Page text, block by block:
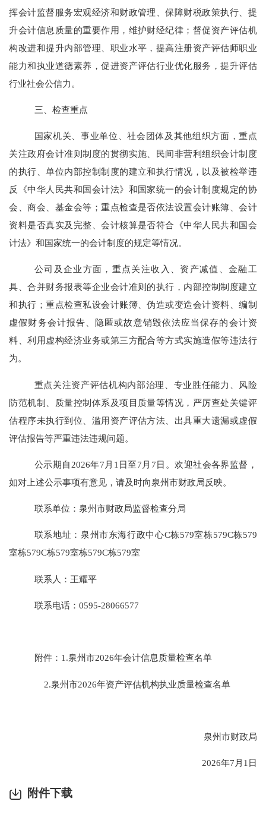
挥会计监督服务宏观经济和财政管理、保障财税政策执行、提
升会计信息质量的重要作用，维护财经纪律；督促资产评估机
构改进和提升内部管理、职业水平，提高注册资产评估师职业
能力和执业道德素养，促进资产评估行业优化服务，提升评估
行业社会公信力。
三、检查重点
国家机关、事业单位、社会团体及其他组织方面，重点
关注政府会计准则制度的贯彻实施、民间非营利组织会计制度
的执行、单位内部控制制度的建立和执行情况，以及被检举违
反《中华人民共和国会计法》和国家统一的会计制度规定的协
会、商会、基金会等；重点检查是否依法设置会计账簿、会计
资料是否真实及完整、会计核算是否符合《中华人民共和国会
计法》和国家统一的会计制度的规定等情况。
公司及企业方面，重点关注收入、资产减值、金融工
具、合并财务报表等企业会计准则的执行，内部控制制度建立
和执行；重点检查私设会计账簿、伪造或变造会计资料、编制
虚假财务会计报告、隐匿或故意销毁依法应当保存的会计资
料、利用虚构经济业务或第三方配合等方式实施造假等违法行
为。
重点关注资产评估机构内部治理、专业胜任能力、风险
防范机制、质量控制体系及项目质量等情况，严厉查处关键评
估程序未执行到位、滥用资产评估方法、出具重大遗漏或虚假
评估报告等严重违法违规问题。
公示期自 2026年7 月 1 日至7 月 7日。欢迎社会各界监督，
如对上述公示事项有意见，请及时向泉州市财政局反映。
联系单位：泉州市财政局监督检查分局
联系地址：泉州市东海行政中心C栋579室栋579C栋579
室栋579C栋579室栋579C栋579室
联系人：王耀平
联系电话： 0595-28066577
附件： 1.泉州市2026年会计信息质量检查名单
2.泉州市2026年资产评估机构执业质量检查名单
泉州市财政局
2026年7月 1日
附件下载